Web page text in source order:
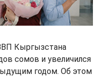
Кыргызстана
сомов и увеличился
годом. Об этом